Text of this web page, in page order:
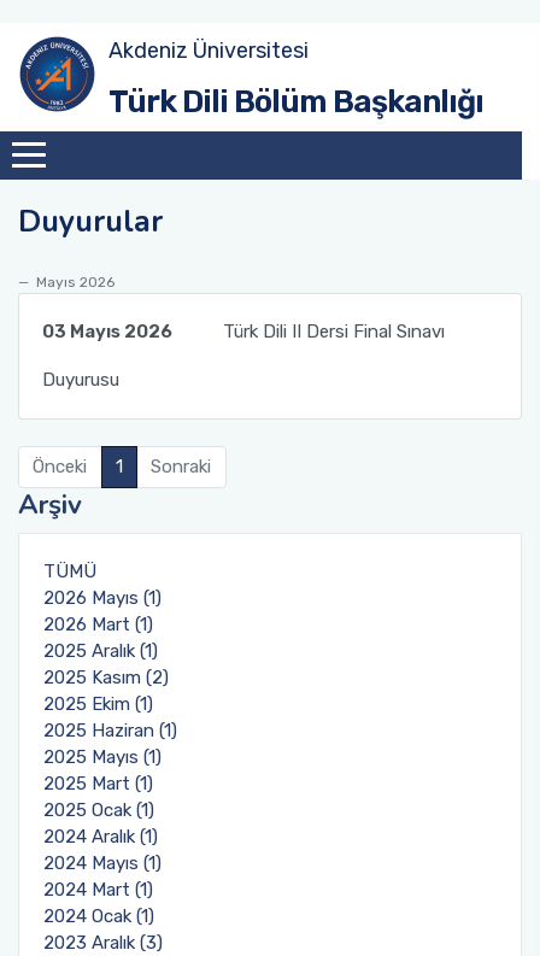
Akdeniz Üniversitesi
Türk Dili Bölüm Başkanlığı
Duyurular
Mayıs 2026
03 Mayıs 2026 Türk Dili II Dersi Final Sınavı
Duyurusu
Önceki 1 Sonraki
Arşiv
TÜMÜ
2026 Mayıs (1)
2026 Mart (1)
2025 Aralık (1)
2025 Kasım (2)
2025 Ekim (1)
2025 Haziran (1)
2025 Mayıs (1)
2025 Mart (1)
2025 Ocak (1)
2024 Aralık (1)
2024 Mayıs (1)
2024 Mart (1)
2024 Ocak (1)
2023 Aralık (3)
Amaç
Tarihçe
Misyon
Vizyon
Eğitim Sistemi
Güz Dönemi
Bahar Dönemi
Akademik Toplantılar
Konferanslar
Söyleşiler
Sunumlar